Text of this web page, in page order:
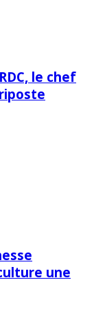
le chef
une